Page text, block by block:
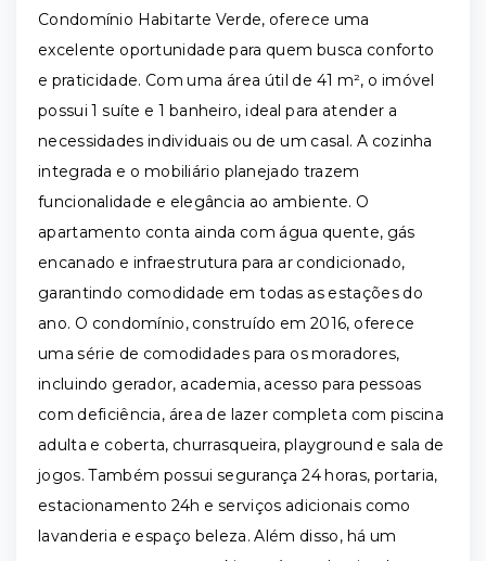
Condomínio Habitarte Verde, oferece uma
excelente oportunidade para quem busca conforto
e praticidade. Com uma área útil de 41 m², o imóvel
possui 1 suíte e 1 banheiro, ideal para atender a
necessidades individuais ou de um casal. A cozinha
integrada e o mobiliário planejado trazem
funcionalidade e elegância ao ambiente. O
apartamento conta ainda com água quente, gás
encanado e infraestrutura para ar condicionado,
garantindo comodidade em todas as estações do
ano. O condomínio, construído em 2016, oferece
uma série de comodidades para os moradores,
incluindo gerador, academia, acesso para pessoas
com deficiência, área de lazer completa com piscina
adulta e coberta, churrasqueira, playground e sala de
jogos. Também possui segurança 24 horas, portaria,
estacionamento 24h e serviços adicionais como
lavanderia e espaço beleza. Além disso, há um